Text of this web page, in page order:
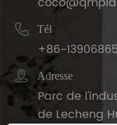
 Tél
+86-
 Adresse
Parc de
de Lecheng